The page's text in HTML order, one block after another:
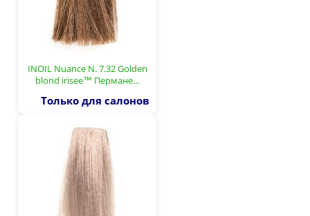
INOIL Nuance N. 7.32 Golden
blond irisee™ Пермане…
Только для салонов